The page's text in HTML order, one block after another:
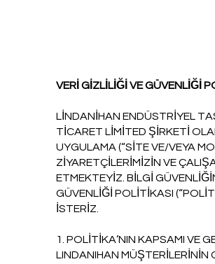
VERİ GİZLİLİĞİ VE GÜVENLİĞİ
LİNDANİHAN ENDÜSTRİYEL
TİCARET LİMİTED ŞİRKETİ
UYGULAMA (“SİTE VE/VEYA
ZİYARETÇİLERİMİZİN VE
ETMEKTEYİZ. BİLGİ
GÜVENLİĞİ POLİTİKASI
İSTERİZ.
1. POLİTİKA’NIN KAPSAMI VE
LINDANIHAN MÜŞTERİLERİNİN